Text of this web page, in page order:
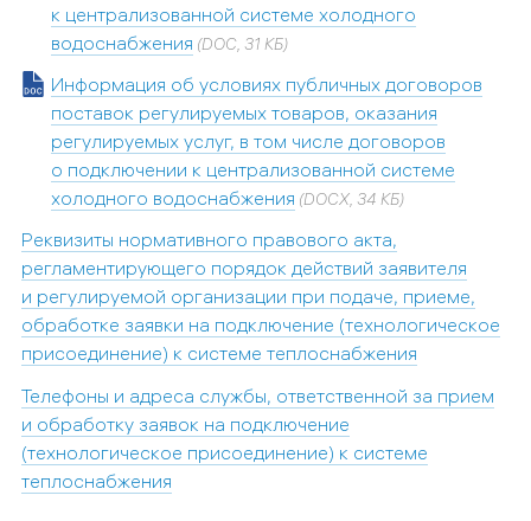
к централизованной системе холодного
водоснабжения (DOC, 31 КБ)
Информация об условиях публичных договоров
поставок регулируемых товаров, оказания
регулируемых услуг, в том числе договоров
о подключении к централизованной системе
холодного водоснабжения (DOCX, 34 КБ)
Реквизиты нормативного правового акта,
регламентирующего порядок действий заявителя
и регулируемой организации при подаче, приеме,
обработке заявки на подключение (технологическое
присоединение) к системе теплоснабжения
Телефоны и адреса службы, ответственной за прием
и обработку заявок на подключение
(технологическое присоединение) к системе
теплоснабжения